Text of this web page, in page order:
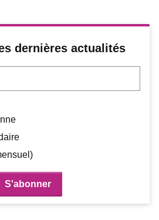
dernières actualités